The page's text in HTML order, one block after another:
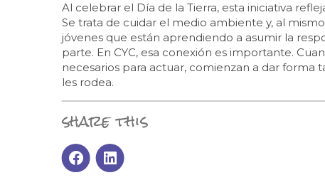
Al celebrar el Día de la Tierra, esta iniciativa
Se trata de cuidar el medio ambiente y, al
jóvenes que están aprendiendo a asumir la
parte. En CYC, esa conexión es importante.
necesarios para actuar, comienzan a dar
les rodea.
share this